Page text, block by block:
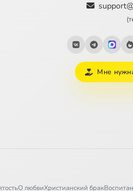
Мне
О любвиХристианский брак